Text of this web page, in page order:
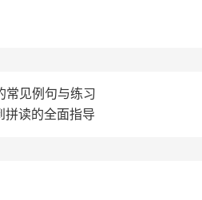
常见例句与练习
拼读的全面指导